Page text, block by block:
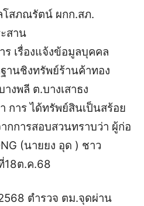
สภณรัตน์ ผกก.สภ.
สาน
เรื่องแจ้งข้อมูลบุคคล
านชิงทรัพย์ร้านค้าทอง
างพลี ต.บางเสาธง
การ ได้ทรัพย์สินเป็นสร้อย
กการสอบสวนทราบว่า ผู้ก่อ
(นายยง อุด ) ชาว
18ต.ค.68
ตำรวจ ตม.จุดผ่าน